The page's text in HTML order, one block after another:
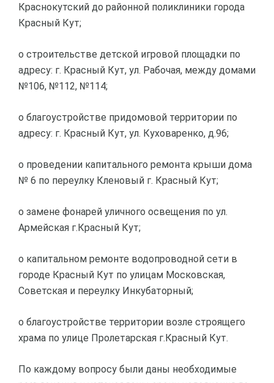
Краснокутский до районной поликлиники города
Красный Кут;
о строительстве детской игровой площадки по
адресу: г. Красный Кут, ул. Рабочая, между домами
№106, №112, №114;
о благоустройстве придомовой территории по
адресу: г. Красный Кут, ул. Куховаренко, д.96;
о проведении капитального ремонта крыши дома
№ 6 по переулку Кленовый г. Красный Кут;
о замене фонарей уличного освещения по ул.
Армейская г.Красный Кут;
о капитальном ремонте водопроводной сети в
городе Красный Кут по улицам Московская,
Советская и переулку Инкубаторный;
о благоустройстве территории возле строящего
храма по улице Пролетарская г.Красный Кут.
По каждому вопросу были даны необходимые